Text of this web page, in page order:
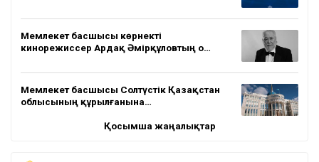
Мемлекет басшысы көрнекті
кинорежиссер Ардақ Әмірқұловтың о…
Мемлекет басшысы Солтүстік Қазақстан
облысының құрылғанына…
Қосымша жаңалықтар